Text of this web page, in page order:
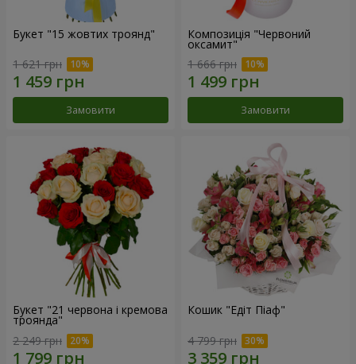
Букет "15 жовтих троянд"
1 621 грн
Замовити
Композиція "Червоний
оксамит"
1 666 грн
Замовити
Букет "21 червона і кремова
троянда"
2 249 грн
Кошик "Едіт Піаф"
4 799 грн